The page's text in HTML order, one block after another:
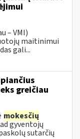
– VMI)
maitinimui
gali...
greičiau
mokesčių
gyventojų
sutarčių